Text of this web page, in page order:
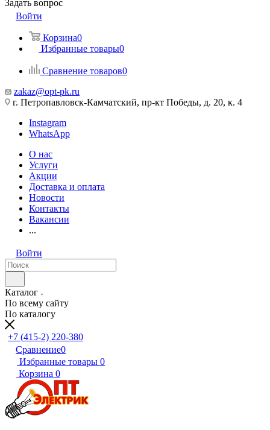
Задать вопрос
Войти
Корзина0
Избранные товары0
Сравнение товаров0
zakaz@opt-pk.ru
г. Петропавловск-Камчатский, пр-кт Победы, д. 20, к. 4
Instagram
WhatsApp
О нас
Услуги
Акции
Доставка и оплата
Новости
Контакты
Вакансии
...
Войти
Каталог
По всему сайту
По каталогу
+7 (415-2) 220-380
Сравнение0
Избранные товары 0
Корзина 0